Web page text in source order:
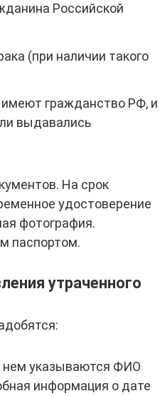
Российской
(при наличии такого
гражданство РФ, и
выдавались
На срок
удостоверение
фотография.
паспортом.
утраченного
нем указываются ФИО
информация о дате